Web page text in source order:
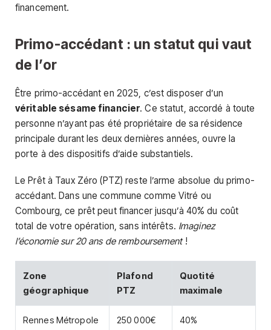
financement.
Primo-accédant : un statut qui vaut
de l’or
Être primo-accédant en 2025, c’est disposer d’un
véritable sésame financier. Ce statut, accordé à toute
personne n’ayant pas été propriétaire de sa résidence
principale durant les deux dernières années, ouvre la
porte à des dispositifs d’aide substantiels.
Le Prêt à Taux Zéro (PTZ) reste l’arme absolue du primo-
accédant. Dans une commune comme Vitré ou
Combourg, ce prêt peut financer jusqu’à 40% du coût
total de votre opération, sans intérêts. Imaginez
l’économie sur 20 ans de remboursement!
Zone
géographique
Plafond
PTZ
Quotité
maximale
Rennes Métropole 250 000€ 40%